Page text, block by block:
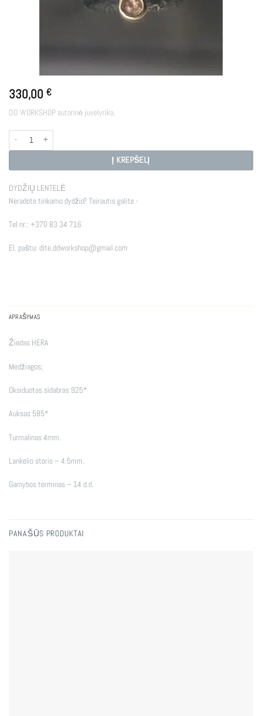
330,00 €
DD WORKSHOP autorinė juvelyrika.
produkto kiekis: HERA
Į KREPŠELĮ
DYDŽIŲ LENTELĖ
Neradote tinkamo dydžio? Teirautis galite -
Tel nr.: +370 83 34 716
El. paštu: dite.ddworkshop@gmail.com
APRAŠYMAS
Žiedas HERA
Medžiagos;
Oksiduotas sidabras 925*
Auksas 585*
Turmalinas 4mm.
Lankelio storis – 4.5mm.
Gamybos terminas – 14 d.d.
PANAŠŪS PRODUKTAI